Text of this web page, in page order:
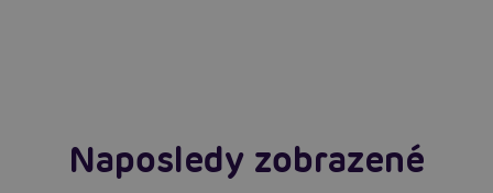
Naposledy zobrazené